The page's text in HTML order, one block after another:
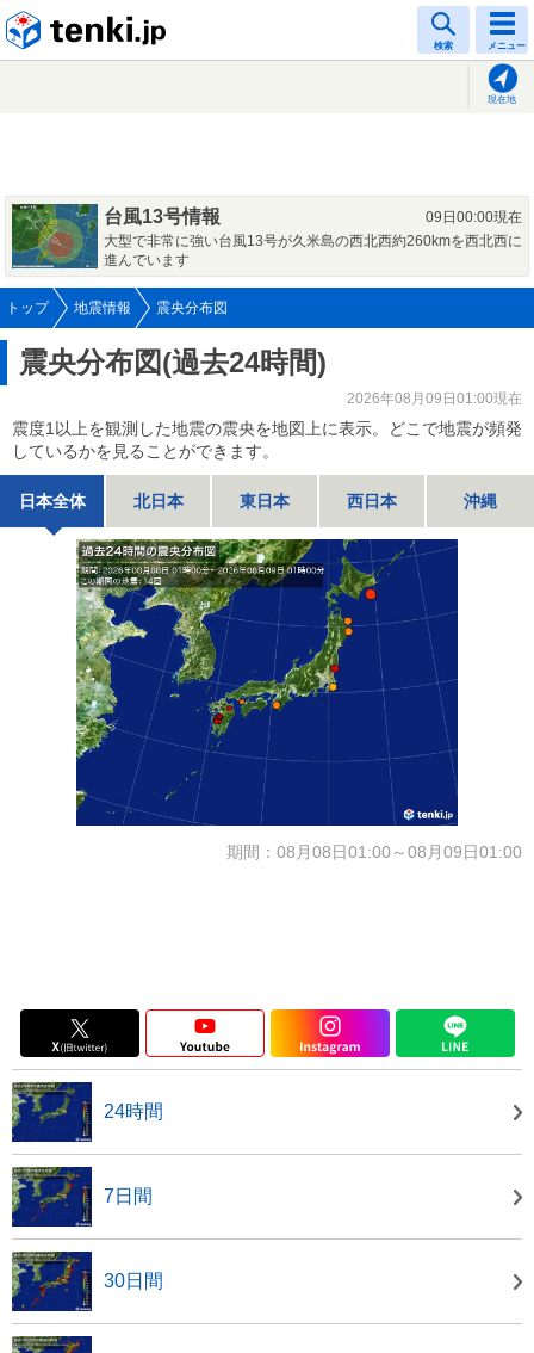
検索 メニュー
現在地
台風13号情報
09日00:00現在
大型で非常に強い台風13号が久米島の西北西約260kmを西北西に
進んでいます
トップ 地震情報 震央分布図
震央分布図(過去24時間)
2026年08月09日01:00現在
震度1以上を観測した地震の震央を地図上に表示。どこで地震が頻発
しているかを見ることができます。
日本全体 北日本 東日本 西日本 沖縄
期間：08月08日01:00～08月09日01:00
24時間
7日間
30日間